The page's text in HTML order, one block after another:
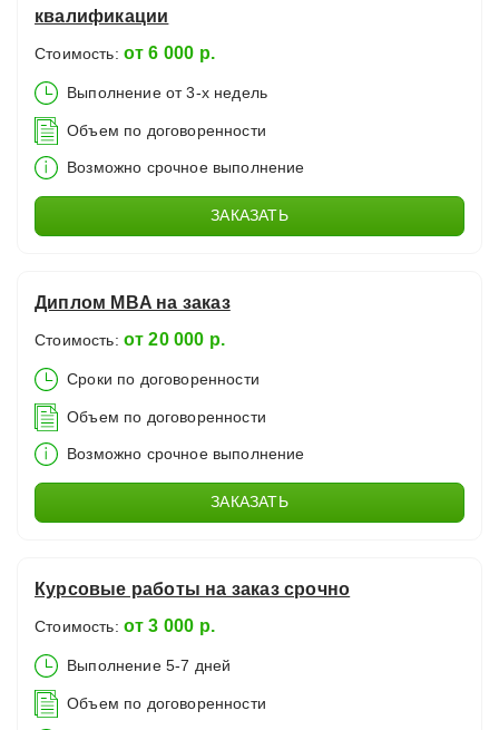
квалификации
Стоимость: от 6 000 р.
Выполнение от 3-х недель
Объем по договоренности
Возможно срочное выполнение
ЗАКАЗАТЬ
Диплом MBA на заказ
Стоимость: от 20 000 р.
Сроки по договоренности
Объем по договоренности
Возможно срочное выполнение
ЗАКАЗАТЬ
Курсовые работы на заказ срочно
Стоимость: от 3 000 р.
Выполнение 5-7 дней
Объем по договоренности